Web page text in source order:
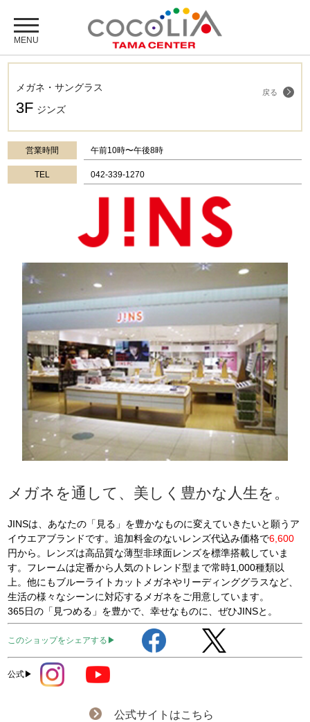
メガネ・サングラス 戻る
3F ジンズ
営業時間 午前10時〜午後8時
TEL 042-339-1270
メガネを通して、美しく豊かな人生を。
JINSは、あなたの「見る」を豊かなものに変えていきたいと願うア
イウエアブランドです。追加料金のないレンズ代込み価格で6,600
円から。レンズは高品質な薄型非球面レンズを標準搭載していま
す。フレームは定番から人気のトレンド型まで常時1,000種類以
上。他にもブルーライトカットメガネやリーディンググラスなど、
生活の様々なシーンに対応するメガネをご用意しています。
365日の「見つめる」を豊かで、幸せなものに、ぜひJINSと。
このショップをシェアする▶
公式▶
公式サイトはこちら